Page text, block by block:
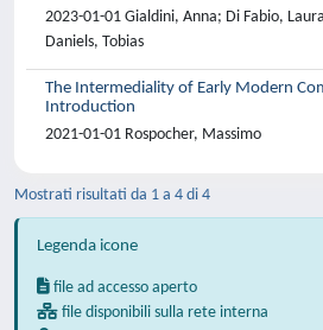
2023-01-01 Gialdini, Anna; Di Fabio,
Daniels, Tobias
The Intermediality of Early Modern
Introduction
2021-01-01 Rospocher, Massimo
Mostrati risultati da 1 a 4 di 4
Legenda icone
file ad accesso aperto
file disponibili sulla rete interna